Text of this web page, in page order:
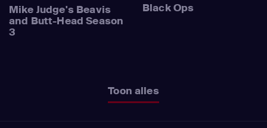
Mike Judge's Beavis
and Butt-Head Season
3
Black Ops
Toon alles